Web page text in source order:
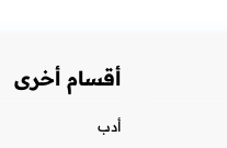
أقسام أخرى
أدب